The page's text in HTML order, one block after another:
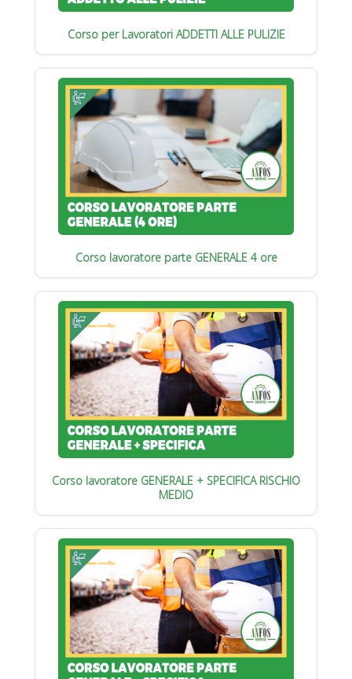
Corso per Lavoratori ADDETTI ALLE PULIZIE
Corso lavoratore parte GENERALE 4 ore
Corso lavoratore GENERALE + SPECIFICA RISCHIO
MEDIO